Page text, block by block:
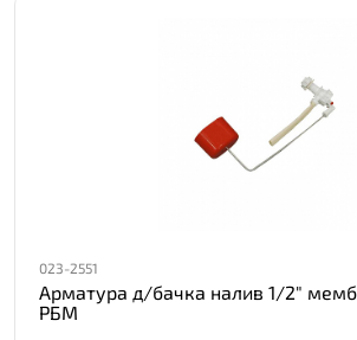
023-2551
Арматура д/бачка налив 1/2"
РБМ